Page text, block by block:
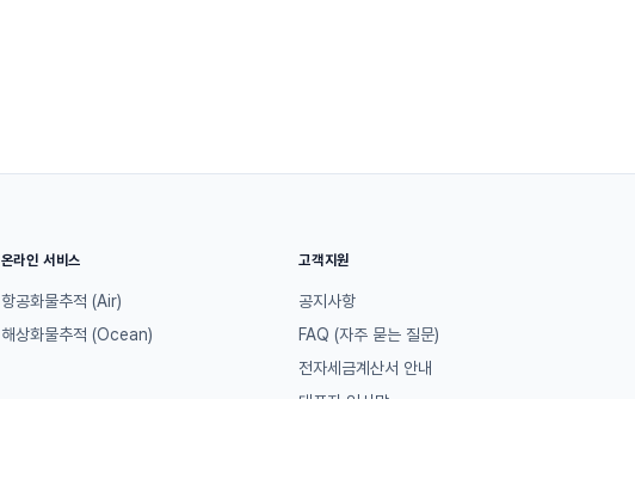
온라인 서비스
항공화물추적 (Air)
해상화물추적 (Ocean)
고객지원
공지사항
FAQ (자주 묻는 질문)
전자세금계산서 안내
대표자 인사말